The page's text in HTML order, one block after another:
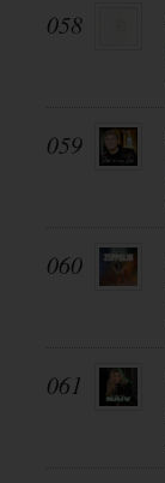
058
059
060
061